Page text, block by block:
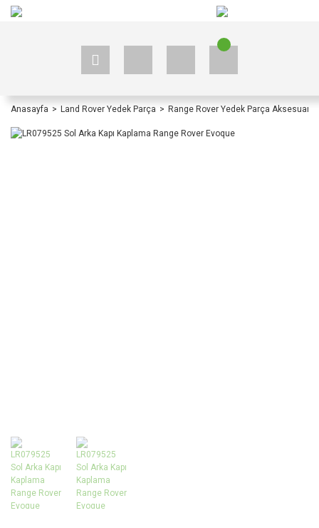
Anasayfa Land Rover Yedek Parça Range Rover Yedek Parça Aksesuar